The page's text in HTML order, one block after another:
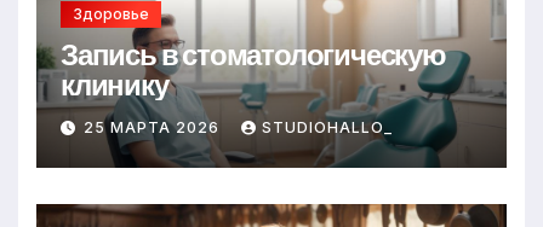
Здоровье
Запись в стоматологическую
клинику
25 МАРТА 2026 STUDIOHALLO_